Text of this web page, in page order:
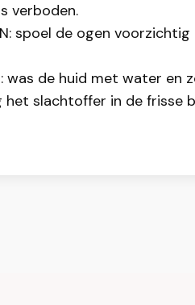
verboden.
spoel de ogen
was de huid met water en
het slachtoffer in de